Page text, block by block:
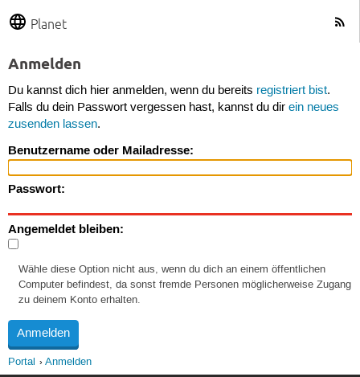
Planet
Anmelden
Du kannst dich hier anmelden, wenn du bereits registriert bist.
Falls du dein Passwort vergessen hast, kannst du dir ein neues
zusenden lassen.
Benutzername oder Mailadresse:
Passwort:
Angemeldet bleiben:
Wähle diese Option nicht aus, wenn du dich an einem öffentlichen
Computer befindest, da sonst fremde Personen möglicherweise Zugang
zu deinem Konto erhalten.
Portal Anmelden